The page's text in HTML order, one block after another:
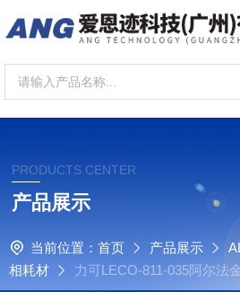
PRODUCTS CENTER
产品展示
当前位置： 首页 产品展示
相耗材
力可LECO-811-035阿尔法